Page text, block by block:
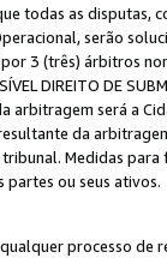
todas as disputas,
serão
3 (três) árbitros
DIREITO DE
arbitragem será a
da
Medidas
partes ou seus ativos.
processo